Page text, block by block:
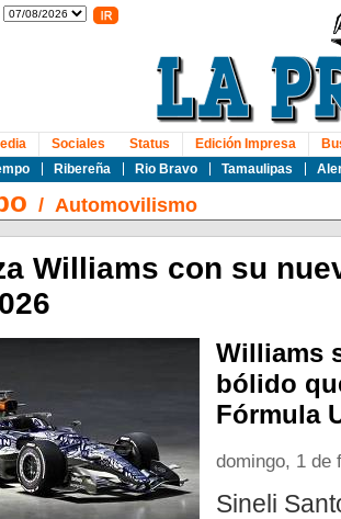
Ribereña Rio Bravo Tamaulipas
Sociales Status Edición Impresa
/ Automovilismo
Williams con su
Williams
bólido
Fórmula
domingo, 1 de
Sineli